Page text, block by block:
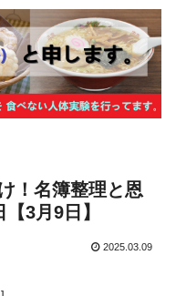
！名簿整理と恩
3月9日】
2025.03.09